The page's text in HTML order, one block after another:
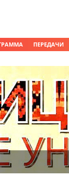
ПЕРЕДАЧИ